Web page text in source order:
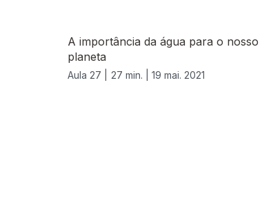
A importância da água para o nosso
planeta
Aula 27 | 27 min. | 19 mai. 2021